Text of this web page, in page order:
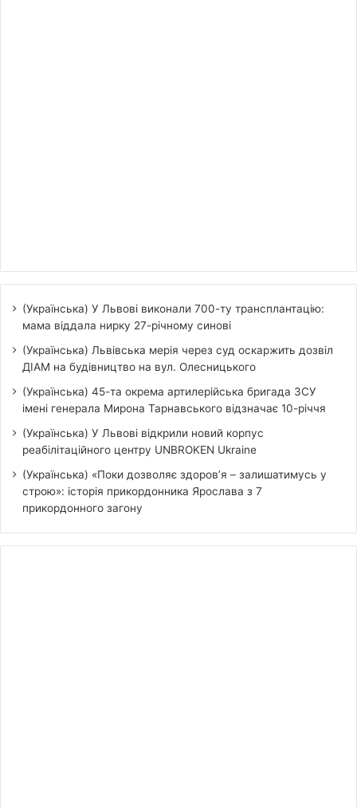
(Українська) У Львові виконали 700-ту трансплантацію:
мама віддала нирку 27-річному синові
(Українська) Львівська мерія через суд оскаржить дозвіл
ДІАМ на будівництво на вул. Олесницького
(Українська) 45-та окрема артилерійська бригада ЗСУ
імені генерала Мирона Тарнавського відзначає 10-річчя
(Українська) У Львові відкрили новий корпус
реабілітаційного центру UNBROKEN Ukraine
(Українська) «Поки дозволяє здоров’я – залишатимусь у
строю»: історія прикордонника Ярослава з 7
прикордонного загону